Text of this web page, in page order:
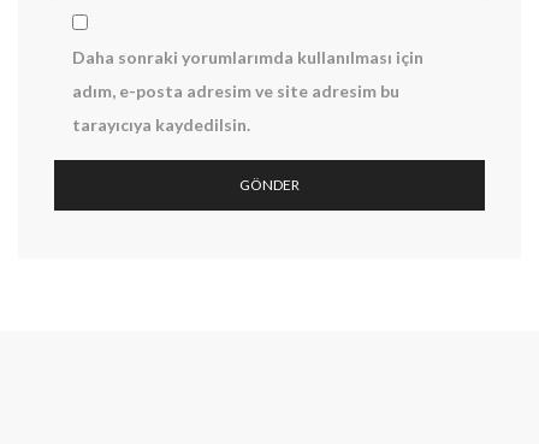
Daha sonraki yorumlarımda kullanılması için
adım, e-posta adresim ve site adresim bu
tarayıcıya kaydedilsin.